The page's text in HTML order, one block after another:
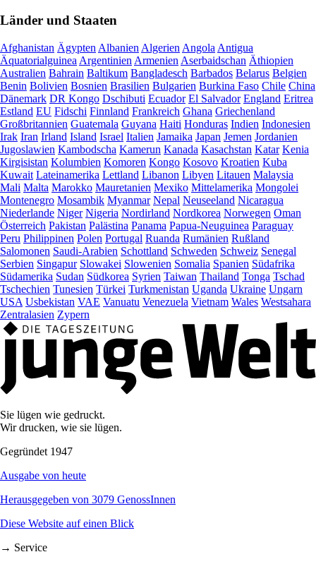
Länder und Staaten
Afghanistan Ägypten Albanien Algerien Angola Antigua
Äquatorialguinea Argentinien Armenien Aserbaidschan Äthiopien
Australien Bahrain Baltikum Bangladesch Barbados Belarus Belgien
Benin Bolivien Bosnien Brasilien Bulgarien Burkina Faso Chile China
Dänemark DR Kongo Dschibuti Ecuador El Salvador England Eritrea
Estland EU Fidschi Finnland Frankreich Ghana Griechenland
Großbritannien Guatemala Guyana Haiti Honduras Indien Indonesien
Irak Iran Irland Island Israel Italien Jamaika Japan Jemen Jordanien
Jugoslawien Kambodscha Kamerun Kanada Kasachstan Katar Kenia
Kirgisistan Kolumbien Komoren Kongo Kosovo Kroatien Kuba
Kuwait Lateinamerika Lettland Libanon Libyen Litauen Malaysia
Mali Malta Marokko Mauretanien Mexiko Mittelamerika Mongolei
Montenegro Mosambik Myanmar Nepal Neuseeland Nicaragua
Niederlande Niger Nigeria Nordirland Nordkorea Norwegen Oman
Österreich Pakistan Palästina Panama Papua-Neuguinea Paraguay
Peru Philippinen Polen Portugal Ruanda Rumänien Rußland
Salomonen Saudi-Arabien Schottland Schweden Schweiz Senegal
Serbien Singapur Slowakei Slowenien Somalia Spanien Südafrika
Südamerika Sudan Südkorea Syrien Taiwan Thailand Tonga Tschad
Tschechien Tunesien Türkei Turkmenistan Uganda Ukraine Ungarn
USA Usbekistan VAE Vanuatu Venezuela Vietnam Wales Westsahara
Zentralasien Zypern
Sie lügen wie gedruckt.
Wir drucken, wie sie lügen.
Gegründet 1947
Ausgabe von heute
Herausgegeben von 3079 GenossInnen
Diese Website auf einen Blick
→ Service